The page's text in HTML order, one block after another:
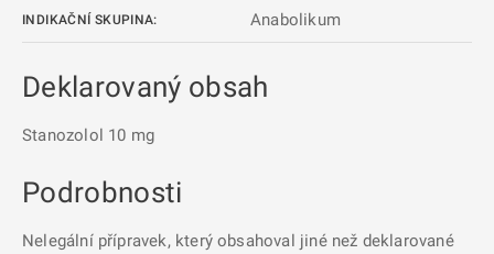
INDIKAČNÍ SKUPINA: Anabolikum
Deklarovaný obsah
Stanozolol 10 mg
Podrobnosti
Nelegální přípravek, který obsahoval jiné než deklarované